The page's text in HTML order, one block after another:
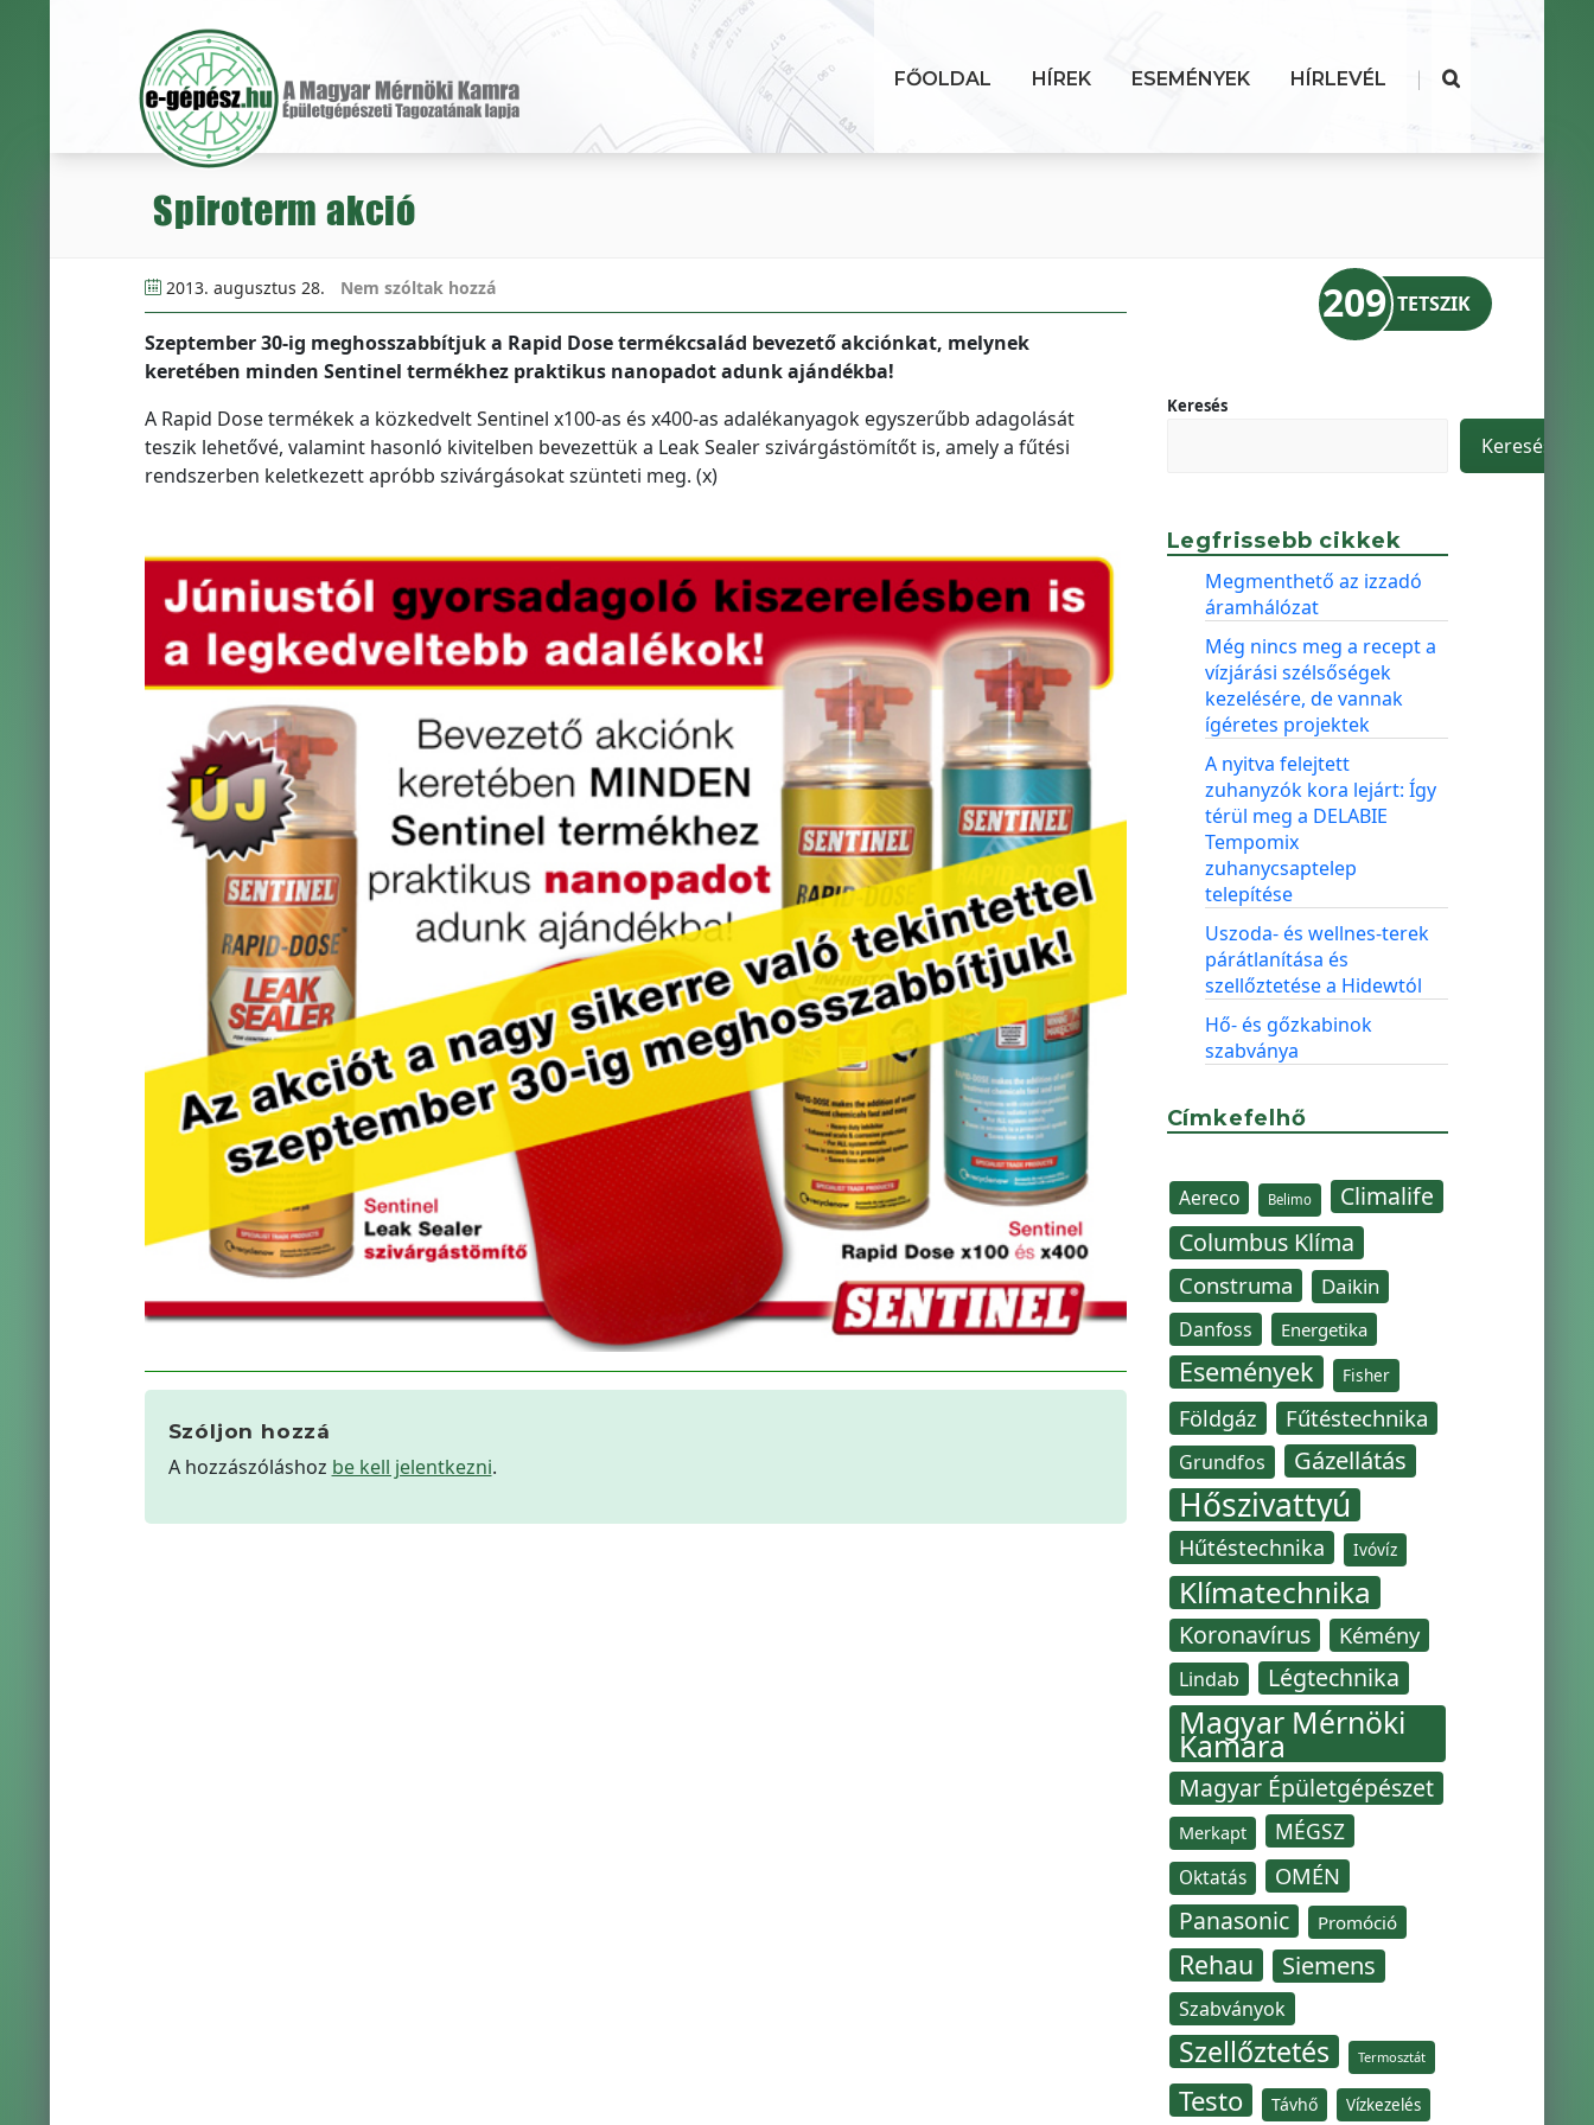
FŐOLDAL HÍREK ESEMÉNYEK HÍRLEVÉL |
Spiroterm akció
2013. augusztus 28. Nem szóltak hozzá
Szeptember 30-ig meghosszabbítjuk a Rapid Dose termékcsalád bevezető akciónkat, melynek
keretében minden Sentinel termékhez praktikus nanopadot adunk ajándékba!
A Rapid Dose termékek a közkedvelt Sentinel x100-as és x400-as adalékanyagok egyszerűbb adagolását
teszik lehetővé, valamint hasonló kivitelben bevezettük a Leak Sealer szivárgástömítőt is, amely a fűtési
rendszerben keletkezett apróbb szivárgásokat szünteti meg. (x)
Szóljon hozzá
A hozzászóláshoz be kell jelentkezni.
209 TETSZIK
Keresés
Keresés
Legfrissebb cikkek
Megmenthető az izzadó
áramhálózat
Még nincs meg a recept a
vízjárási szélsőségek
kezelésére, de vannak
ígéretes projektek
A nyitva felejtett
zuhanyzók kora lejárt: Így
térül meg a DELABIE
Tempomix
zuhanycsaptelep
telepítése
Uszoda- és wellnes-terek
párátlanítása és
szellőztetése a Hidewtól
Hő- és gőzkabinok
szabványa
Címkefelhő
Aereco Belimo
Climalife
Columbus Klíma
Construma Daikin
Danfoss Energetika
Események Fisher
Földgáz Fűtéstechnika
Grundfos Gázellátás
Hőszivattyú
Hűtéstechnika Ivóvíz
Klímatechnika
Koronavírus Kémény
Lindab Légtechnika
Magyar Mérnöki
Kamara
Magyar Épületgépészet
Merkapt MÉGSZ
Oktatás OMÉN
Panasonic Promóció
Rehau Siemens
Szabványok
Szellőztetés Termosztát
Testo Távhő Vízkezelés